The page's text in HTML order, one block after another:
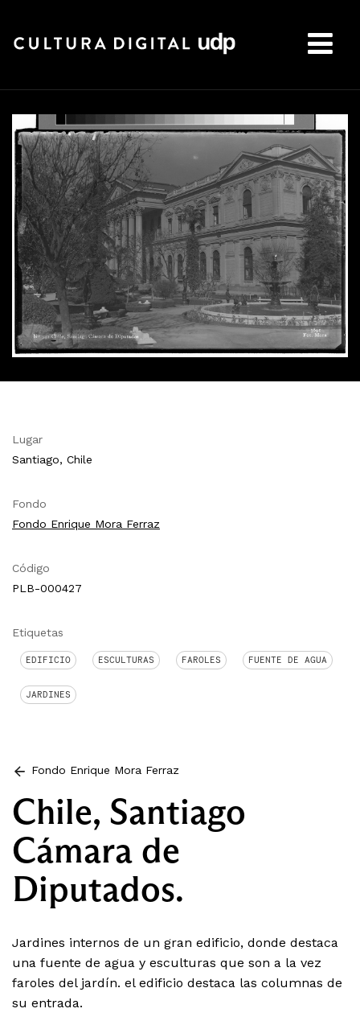
Lugar
Santiago, Chile
Fondo
Fondo Enrique Mora Ferraz
Código
PLB-000427
Etiquetas
EDIFICIO ESCULTURAS FAROLES FUENTE DE AGUA
JARDINES
Fondo Enrique Mora Ferraz
Chile, Santiago
Cámara de
Diputados.
Jardines internos de un gran edificio, donde destaca
una fuente de agua y esculturas que son a la vez
faroles del jardín. el edificio destaca las columnas de
su entrada.